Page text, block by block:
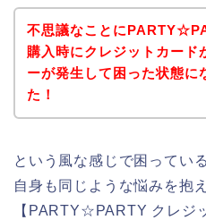
不思議なことに
購入時にクレジットカード
ーが発生して困った状態に
た！
という風な感じで困ってい
自身も同じような悩みを抱
【PARTY☆PARTY クレジ